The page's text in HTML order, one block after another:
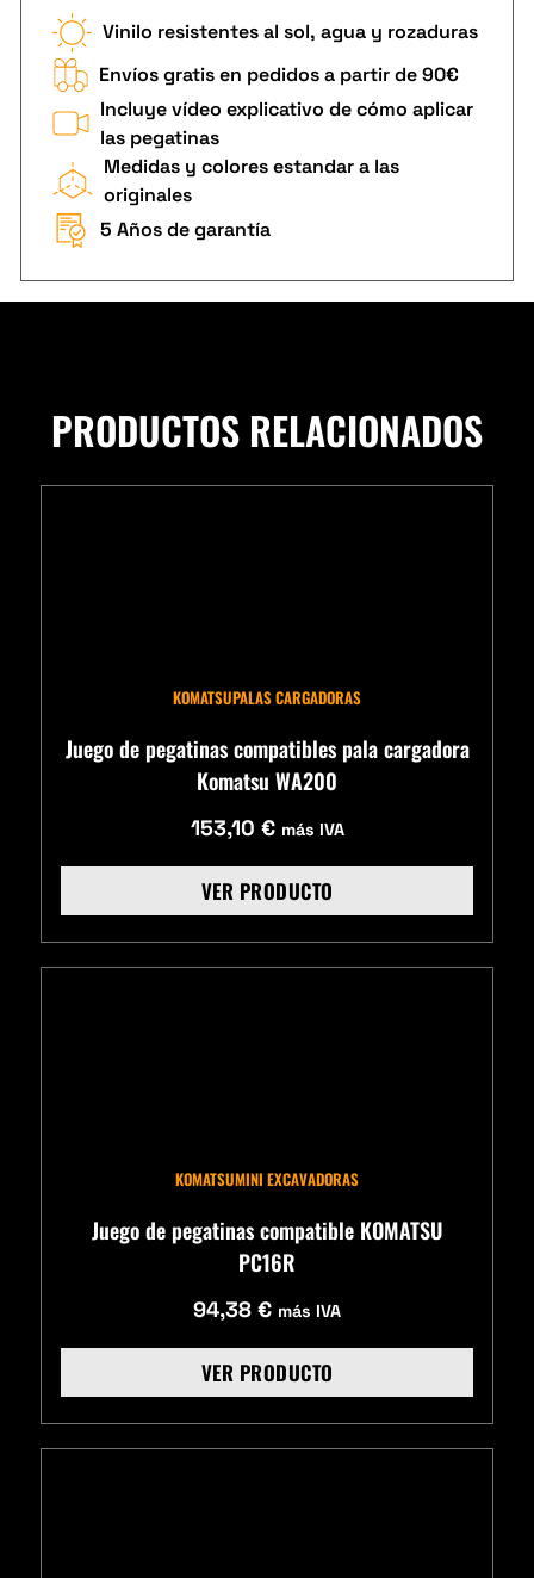
Vinilo resistentes al sol, agua y rozaduras
Envíos gratis en pedidos a partir de 90€
Incluye vídeo explicativo de cómo aplicar
las pegatinas
Medidas y colores estandar a las
originales
5 Años de garantía
PRODUCTOS RELACIONADOS
KOMATSUPALAS CARGADORAS
Juego de pegatinas compatibles pala cargadora
Komatsu WA200
153,10 € más IVA
VER PRODUCTO
KOMATSUMINI EXCAVADORAS
Juego de pegatinas compatible KOMATSU
PC16R
94,38 € más IVA
VER PRODUCTO